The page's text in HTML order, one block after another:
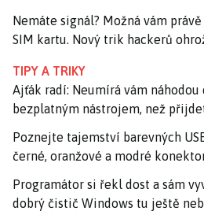
Nemáte signál? Možná vám
SIM kartu. Nový trik hackerů
TIPY A TRIKY
Ajťák radí: Neumírá vám
bezplatným nástrojem, než
Poznejte tajemství barevných
černé, oranžové a modré
Programátor si řekl dost a sám
dobrý čistič Windows tu ještě